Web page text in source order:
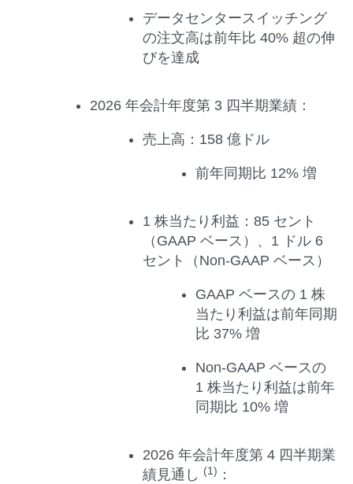
データセンタースイッチング
の注文高は前年比 40% 超の伸
びを達成
2026 年会計年度第 3 四半期業績：
売上高： 158 億ドル
前年同期比 12% 増
1 株当たり利益： 85 セント
（GAAP ベース）、1 ドル 6
セント（Non-GAAP ベース）
GAAP ベースの 1 株
当たり利益は前年同期
比 37% 増
Non-GAAP ベースの
1 株当たり利益は前年
同期比 10% 増
2026 年会計年度第 4 四半期業
績見通し (1) ：